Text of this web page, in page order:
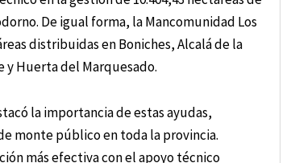
De igual forma, la Mancomunidad Los
distribuidas en Boniches, Alcalá de la
y Huerta del Marquesado.
la importancia de estas ayudas,
monte público en toda la provincia.
más efectiva con el apoyo técnico